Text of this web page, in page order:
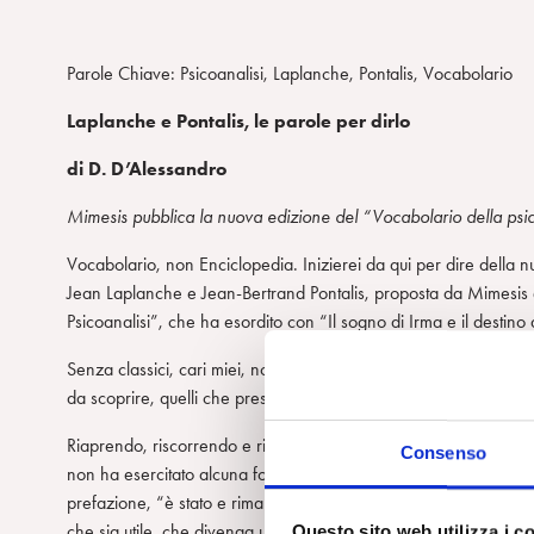
Consenso
Parole Chiave: Psicoanalisi, Laplanche, Pontalis, Vocabolario
Laplanche e Pontalis, le parole per dirlo
di D. D’Alessandro
Mimesis pubblica la nuova edizione del “Vocabolario della
Vocabolario, non Enciclopedia. Inizierei da qui per dire della
Jean Laplanche e Jean-Bertrand Pontalis, proposta da
Psicoanalisi”, che ha esordito con “Il sogno di Irma e il
Senza classici, cari miei, non si vive. Inutile fare i sofisticati,
da scoprire, quelli che presi da attacchi di gola non resistono
Riaprendo, riscorrendo e rileggendo parte di questo
non ha esercitato alcuna forma spocchiosa di trasmissione
prefazione, “è stato e rimane quello di rispondere a una